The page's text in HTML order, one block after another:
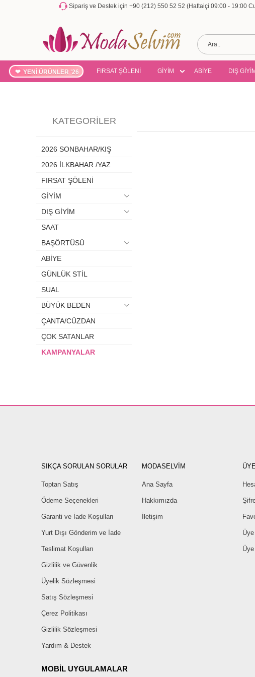
Sipariş ve Destek için +90 (212) 550 52 52 (Haftaiçi 09:00 - 19:00
YENİ ÜRÜNLER '26 FIRSAT ŞÖLENİ GİYİM ABİYE DIŞ GİYİM
KATEGORILER
2026 SONBAHAR/KIŞ
2026 İLKBAHAR /YAZ
FIRSAT ŞÖLENİ
GİYİM
DIŞ GİYİM
SAAT
BAŞÖRTÜSÜ
ABİYE
GÜNLÜK STİL
SUAL
BÜYÜK BEDEN
ÇANTA/CÜZDAN
ÇOK SATANLAR
KAMPANYALAR
SIKÇA SORULAN SORULAR
Toptan Satış
Ödeme Seçenekleri
Garanti ve İade Koşulları
Yurt Dışı Gönderim ve İade
Teslimat Koşulları
Gizlilik ve Güvenlik
Üyelik Sözleşmesi
Satış Sözleşmesi
Çerez Politikası
Gizlilik Sözleşmesi
Yardım & Destek
MODASELVİM
Ana Sayfa
Hakkımızda
İletişim
Üye
MOBİL UYGULAMALAR